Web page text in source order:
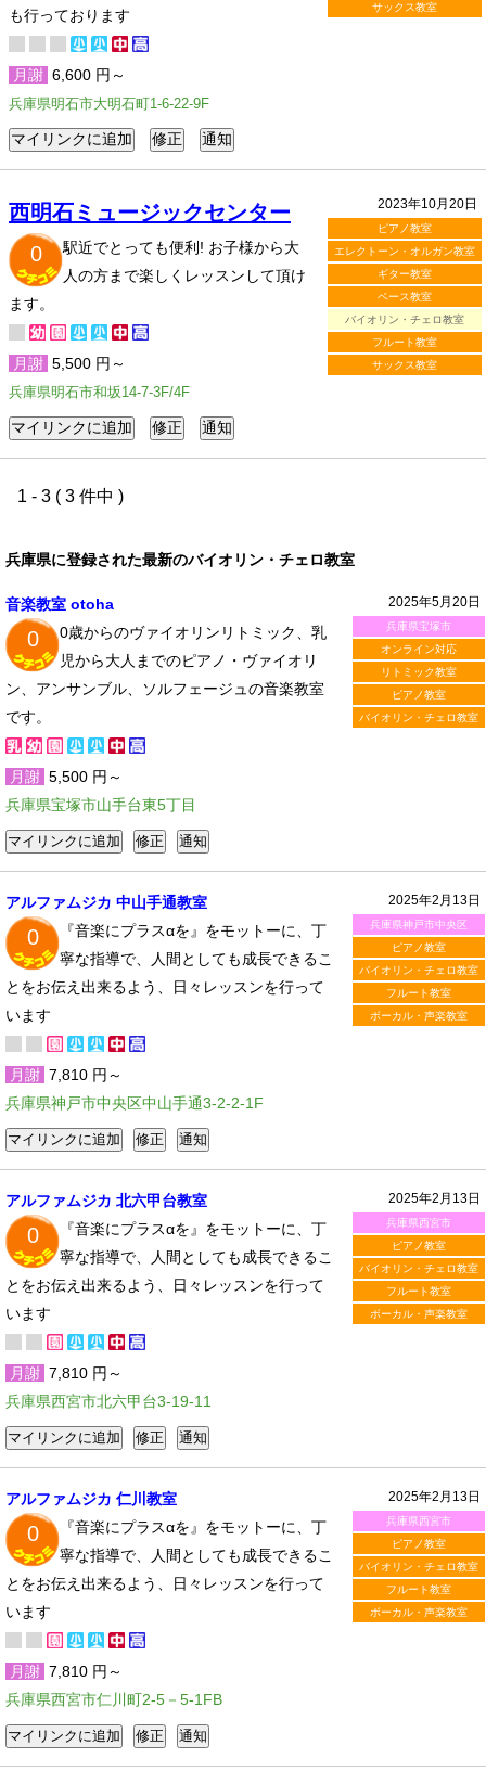
サックス教室
も行っております
月謝 6,600 円～
兵庫県明石市大明石町1-6-22-9F
2023年10月20日
ピアノ教室
エレクトーン・オルガン教室
ギター教室
ベース教室
バイオリン・チェロ教室
フルート教室
サックス教室
西明石ミュージックセンター
0
駅近でとっても便利! お子様から大
人の方まで楽しくレッスンして頂け
ます。
月謝 5,500 円～
兵庫県明石市和坂14-7-3F/4F
1 - 3 ( 3 件中 )
兵庫県に登録された最新のバイオリン・チェロ教室
2025年5月20日
兵庫県宝塚市
オンライン対応
リトミック教室
ピアノ教室
バイオリン・チェロ教室
音楽教室 otoha
0
0歳からのヴァイオリンリトミック、乳
児から大人までのピアノ・ヴァイオリ
ン、アンサンブル、ソルフェージュの音楽教室
です。
月謝 5,500 円～
兵庫県宝塚市山手台東5丁目
2025年2月13日
兵庫県神戸市中央区
ピアノ教室
バイオリン・チェロ教室
フルート教室
ボーカル・声楽教室
アルファムジカ 中山手通教室
0
『音楽にプラスαを』をモットーに、丁
寧な指導で、人間としても成長できるこ
とをお伝え出来るよう、日々レッスンを行って
います
月謝 7,810 円～
兵庫県神戸市中央区中山手通3-2-2-1F
2025年2月13日
兵庫県西宮市
ピアノ教室
バイオリン・チェロ教室
フルート教室
ボーカル・声楽教室
アルファムジカ 北六甲台教室
0
『音楽にプラスαを』をモットーに、丁
寧な指導で、人間としても成長できるこ
とをお伝え出来るよう、日々レッスンを行って
います
月謝 7,810 円～
兵庫県西宮市北六甲台3-19-11
2025年2月13日
兵庫県西宮市
ピアノ教室
バイオリン・チェロ教室
フルート教室
ボーカル・声楽教室
アルファムジカ 仁川教室
0
『音楽にプラスαを』をモットーに、丁
寧な指導で、人間としても成長できるこ
とをお伝え出来るよう、日々レッスンを行って
います
月謝 7,810 円～
兵庫県西宮市仁川町2-5－5-1FB